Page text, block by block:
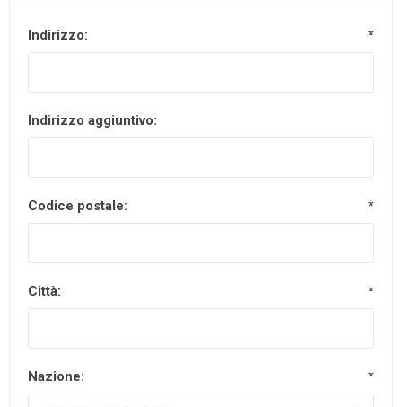
Indirizzo: *
Indirizzo aggiuntivo:
Codice postale: *
Città: *
Nazione: *